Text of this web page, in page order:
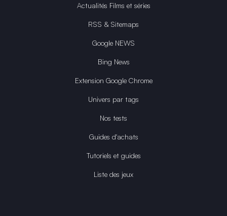
Actualités Films et séries
RSS & Sitemaps
Google NEWS
Bing News
Extension Google Chrome
Univers par tags
Nos tests
Guides d'achats
Tutoriels et guides
Liste des jeux